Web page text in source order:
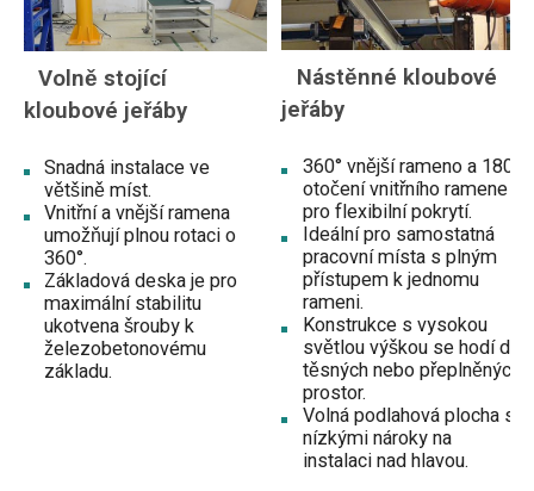
Volně stojící
kloubové jeřáby
Snadná instalace ve
většině míst.
Vnitřní a vnější ramena
umožňují plnou rotaci o
360°.
Základová deska je pro
maximální stabilitu
ukotvena šrouby k
železobetonovému
základu.
Nástěnné kloubové
jeřáby
360° vnější rameno a 180°
otočení vnitřního ramene
pro flexibilní pokrytí.
Ideální pro samostatná
pracovní místa s plným
přístupem k jednomu
rameni.
Konstrukce s vysokou
světlou výškou se hodí do
těsných nebo přeplněných
prostor.
Volná podlahová plocha s
nízkými nároky na
instalaci nad hlavou.